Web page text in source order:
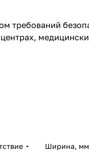
требований
Ширина, мм